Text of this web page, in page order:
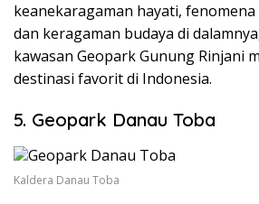
keanekaragaman hayati,
dan keragaman budaya di
kawasan Geopark Gunung Rinjani
destinasi favorit di Indonesia.
5. Geopark Danau Toba
Kaldera Danau Toba